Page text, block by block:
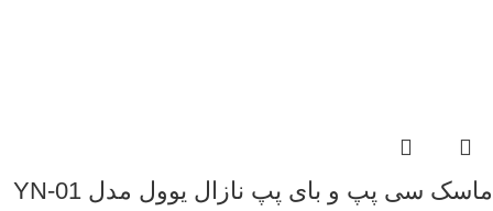
ماسک سی پپ و بای پپ نازال یوول مدل YN-01